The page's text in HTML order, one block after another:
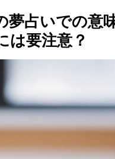
夢占いでの意
は要注意？